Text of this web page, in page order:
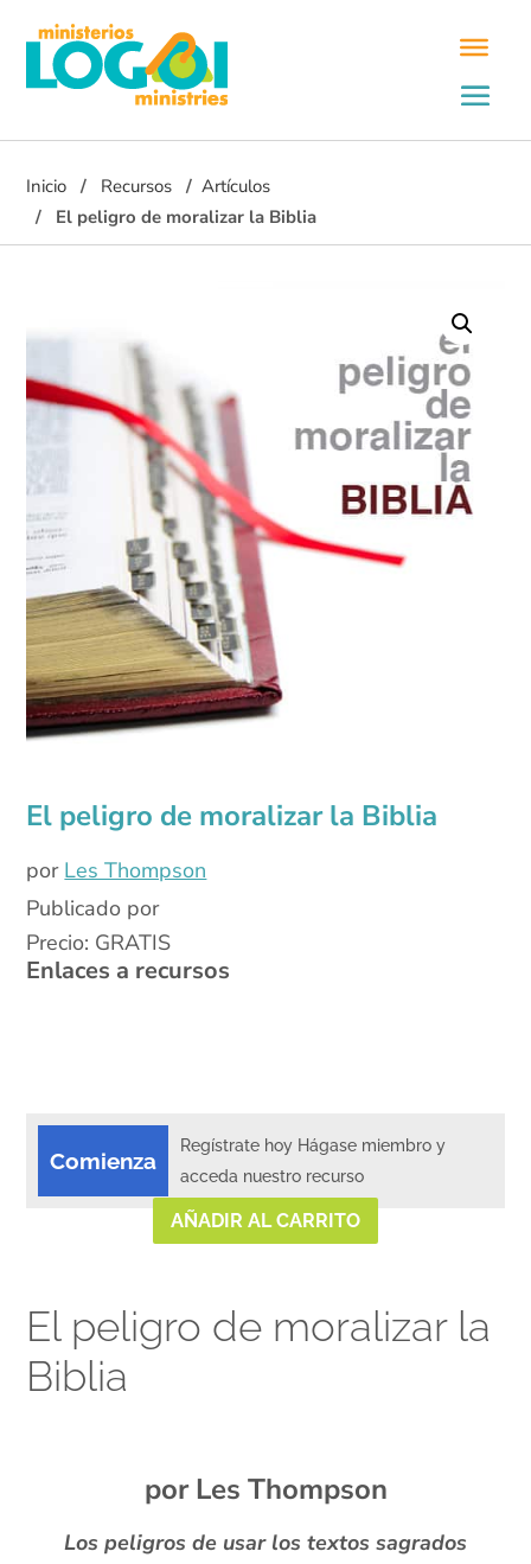
Inicio Recursos
Artículos
El peligro de moralizar la Biblia
El peligro de moralizar la Biblia
por Les Thompson
Publicado por
Precio: GRATIS
Enlaces a recursos
Comienza
Regístrate hoy Hágase miembro y
acceda nuestro recurso
AÑADIR AL CARRITO
El peligro de moralizar la
Biblia
por Les Thompson
Los peligros de usar los textos sagrados